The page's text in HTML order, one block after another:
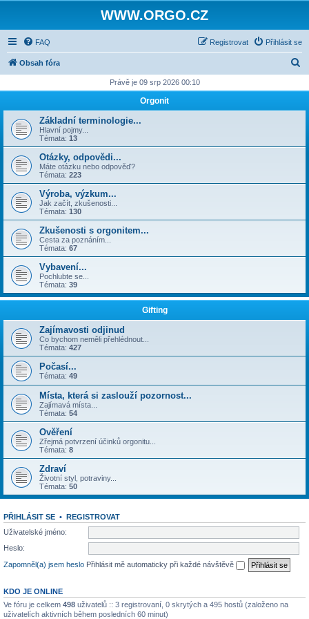
WWW.ORGO.CZ
FAQ Přihlásit se
Registrovat
Obsah fóra
d
t
Právě je 09 srp 2026 00:10
Orgonit
Základní terminologie...
Hlavní pojmy...
Témata: 13
Otázky, odpovědi...
Máte otázku nebo odpověď?
Témata: 223
Výroba, výzkum...
Jak začít, zkušenosti...
Témata: 130
Zkušenosti s orgonitem...
Cesta za poznáním...
Témata: 67
Vybavení...
Pochlubte se...
Témata: 39
Gifting
Zajímavosti odjinud
Co bychom neměli přehlédnout...
Témata: 427
Počasí...
Témata: 49
Místa, která si zaslouží pozornost...
Zajímavá místa...
Témata: 54
Ověření
Zřejmá potvrzení účinků orgonitu...
Témata: 8
Zdraví
Životní styl, potraviny...
Témata: 50
PŘIHLÁSIT SE • REGISTROVAT
Uživatelské jméno:
Heslo:
Zapomněl(a) jsem heslo Přihlásit mě automaticky při každé návštěvě
KDO JE ONLINE
Ve fóru je celkem 498 uživatelů :: 3 registrovaní, 0 skrytých a 495 hostů (založeno na
uživatelích aktivních během posledních 60 minut)